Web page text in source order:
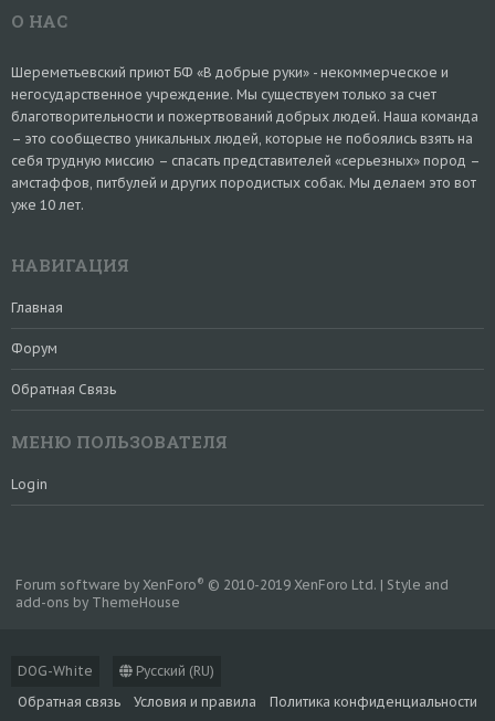
О НАС
Шереметьевский приют БФ «В добрые руки» - некоммерческое и
негосударственное учреждение. Мы существуем только за счет
благотворительности и пожертвований добрых людей. Наша команда
– это сообщество уникальных людей, которые не побоялись взять на
себя трудную миссию – спасать представителей «серьезных» пород –
амстаффов, питбулей и других породистых собак. Мы делаем это вот
уже 10 лет.
НАВИГАЦИЯ
Главная
Форум
Обратная Связь
МЕНЮ ПОЛЬЗОВАТЕЛЯ
Login
DOG-White
Русский (RU)
Обратная связь
Условия и правила Политика конфиденциальности
Forum software by XenForo® © 2010-2019 XenForo Ltd. | Style and
add-ons by ThemeHouse